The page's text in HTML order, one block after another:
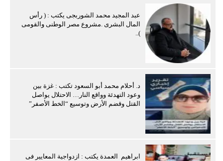
عبد المجيد محمد الشوربجى يكتب : ( رأس
المال البشرى .مشروع مصر الوطنى والقومى
)..
د. أحلام محمد أبو السعود تكتب : غزة بين
وعود التهدئة وواقع النار… الاحتلال يواصل
القتل وقضم الأرض وتوسيع “الخط الأصفر”
ابراهيم العمدة يكتب : ازدواجية المعايير فى